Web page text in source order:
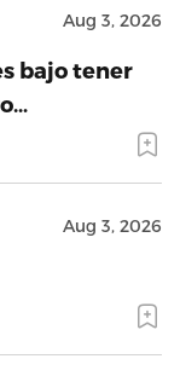
Aug 3, 2026
bajo tener
Aug 3, 2026